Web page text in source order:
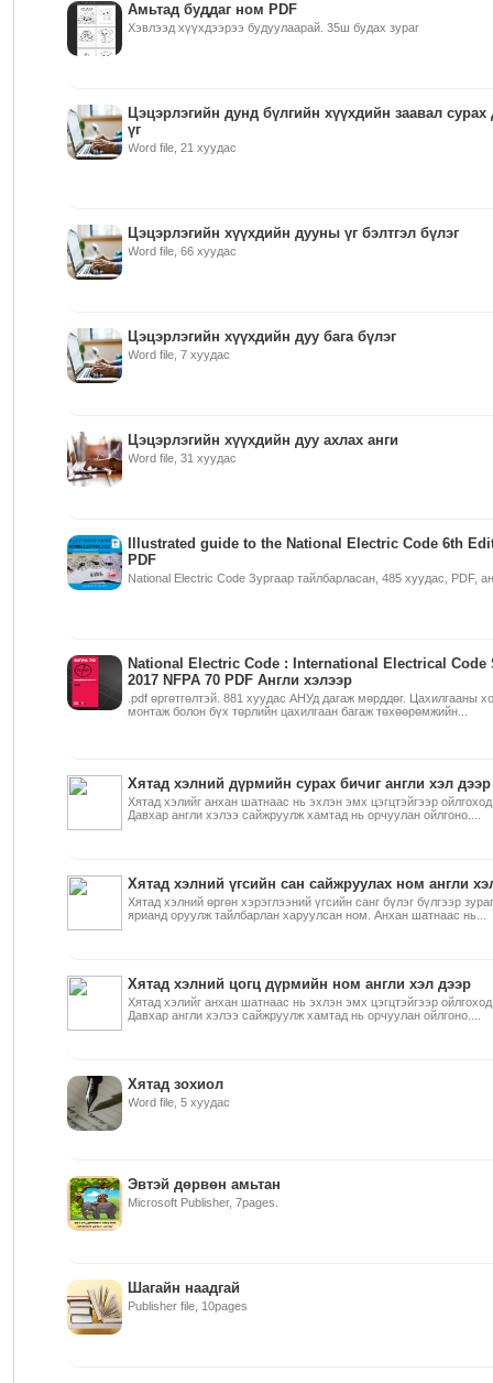
Амьтад буддаг ном PDF
Хэвлээд хүүхдээрээ будуулаарай. 35ш будах зураг
Цэцэрлэгийн дунд бүлгийн хүүхдийн заавал
үг
Word file, 21 хуудас
Цэцэрлэгийн хүүхдийн дууны үг бэлтгэл бүлэг
Word file, 66 хуудас
Цэцэрлэгийн хүүхдийн дуу бага бүлэг
Word file, 7 хуудас
Цэцэрлэгийн хүүхдийн дуу ахлах анги
Word file, 31 хуудас
Illustrated guide to the National Electric Code 6th
PDF
National Electric Code Зургаар тайлбарласан, 485 хуудас, PDF,
National Electric Code : International Electrical Code
2017 NFPA 70 PDF Англи хэлээр
.pdf өргөтгөлтэй. 881 хуудас АНУд дагаж мөрддөг. Цахилгааны
монтаж болон бүх төрлийн цахилгаан багаж төхөөрөмжийн...
Хятад хэлний дүрмийн сурах бичиг англи хэл дээр
Хятад хэлийг анхан шатнаас нь эхлэн эмх цэгцтэйгээр
Давхар англи хэлээ сайжруулж хамтад нь орчуулан ойлгоно....
Хятад хэлний үгсийн сан сайжруулах ном англи
Хятад хэлний өргөн хэрэглээний үгсийн санг бүлэг бүлгээр
ярианд оруулж тайлбарлан харуулсан ном. Анхан шатнаас нь...
Хятад хэлний цогц дүрмийн ном англи хэл дээр
Хятад хэлийг анхан шатнаас нь эхлэн эмх цэгцтэйгээр
Давхар англи хэлээ сайжруулж хамтад нь орчуулан ойлгоно....
Хятад зохиол
Word file, 5 хуудас
Эвтэй дөрвөн амьтан
Microsoft Publisher, 7pages.
Шагайн наадгай
Publisher file, 10pages